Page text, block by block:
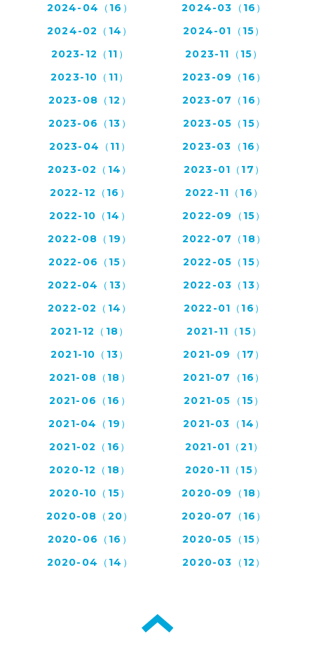
2024-04（16）
2024-03（16）
2024-02（14）
2024-01（15）
2023-12（11）
2023-11（15）
2023-10（11）
2023-09（16）
2023-08（12）
2023-07（16）
2023-06（13）
2023-05（15）
2023-04（11）
2023-03（16）
2023-02（14）
2023-01（17）
2022-12（16）
2022-11（16）
2022-10（14）
2022-09（15）
2022-08（19）
2022-07（18）
2022-06（15）
2022-05（15）
2022-04（13）
2022-03（13）
2022-02（14）
2022-01（16）
2021-12（18）
2021-11（15）
2021-10（13）
2021-09（17）
2021-08（18）
2021-07（16）
2021-06（16）
2021-05（15）
2021-04（19）
2021-03（14）
2021-02（16）
2021-01（21）
2020-12（18）
2020-11（15）
2020-10（15）
2020-09（18）
2020-08（20）
2020-07（16）
2020-06（16）
2020-05（15）
2020-04（14）
2020-03（12）